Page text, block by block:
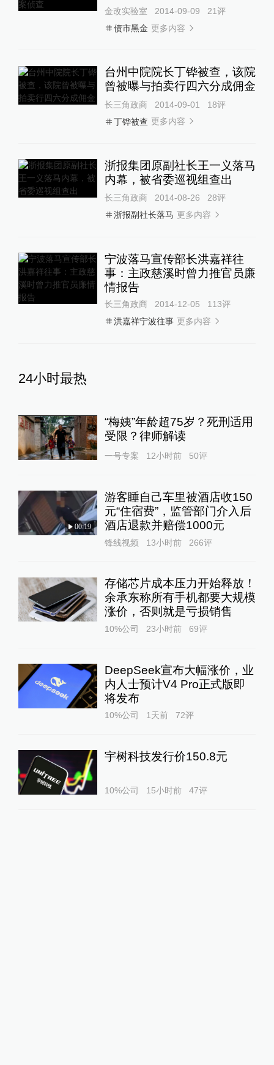
金改实验室 2014-09-09 21评
债市黑金 更多内容
台州中院院长丁铧被查，该院
曾被曝与拍卖行四六分成佣金
长三角政商 2014-09-01 18评
丁铧被查 更多内容
浙报集团原副社长王一义落马
内幕，被省委巡视组查出
长三角政商 2014-08-26 28评
浙报副社长落马 更多内容
宁波落马宣传部长洪嘉祥往
事：主政慈溪时曾力推官员廉
情报告
长三角政商 2014-12-05 113评
洪嘉祥宁波往事 更多内容
24小时最热
“梅姨”年龄超75岁？死刑适用
受限？律师解读
一号专案 12小时前 50评
00:19
游客睡自己车里被酒店收150
元“住宿费”，监管部门介入后
酒店退款并赔偿1000元
锋线视频 13小时前 266评
存储芯片成本压力开始释放！
余承东称所有手机都要大规模
涨价，否则就是亏损销售
10%公司 23小时前 69评
DeepSeek宣布大幅涨价，业
内人士预计V4 Pro正式版即
将发布
10%公司 1天前 72评
宇树科技发行价150.8元
10%公司 15小时前 47评